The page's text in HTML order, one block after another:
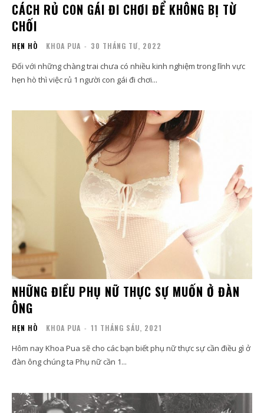
CÁCH RỦ CON GÁI ĐI CHƠI ĐỂ KHÔNG BỊ TỪ
CHỐI
HẸN HÒ KHOA PUA - 30 THÁNG TƯ, 2022
Đối với những chàng trai chưa có nhiều kinh nghiệm trong lĩnh vực
hẹn hò thì việc rủ 1 người con gái đi chơi...
NHỮNG ĐIỀU PHỤ NỮ THỰC SỰ MUỐN Ở ĐÀN
ÔNG
HẸN HÒ KHOA PUA - 11 THÁNG SÁU, 2021
Hôm nay Khoa Pua sẽ cho các bạn biết phụ nữ thực sự cần điều gì ở
đàn ông chúng ta Phụ nữ cần 1...